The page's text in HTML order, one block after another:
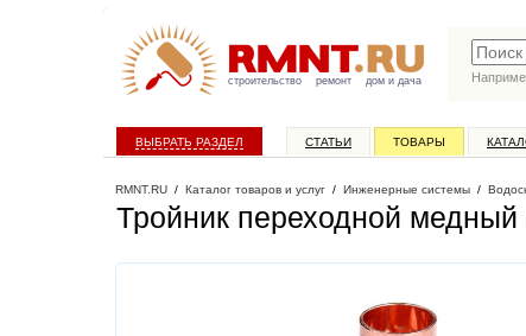
строительство ремонт дом и дача
ВЫБРАТЬ РАЗДЕЛ СТАТЬИ ТОВАРЫ
RMNT.RU / Каталог товаров и услуг / Инженерные системы /
Тройник переходной